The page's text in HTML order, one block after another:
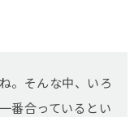
。そんな中、いろ
番合っているとい